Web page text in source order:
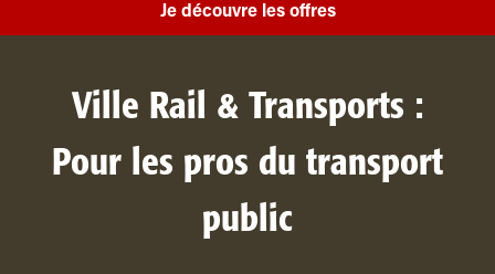
Je découvre les offres
Ville Rail & Transports :
Pour les pros du transport
public